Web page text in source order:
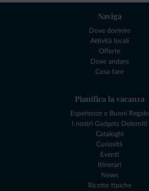
Naviga
Dove dormire
Attività locali
Offerte
Dove andare
Cosa fare
Pianifica la vacanza
Esperienze e Buoni Regalo
I nostri Gadgets Dolomiti
Cataloghi
Curiosità
Eventi
Itinerari
News
Ricette tipiche